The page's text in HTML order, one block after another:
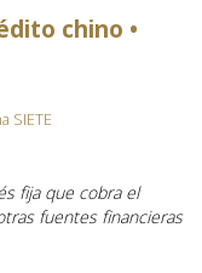
chino •
SIETE
fija que cobra el
fuentes financieras